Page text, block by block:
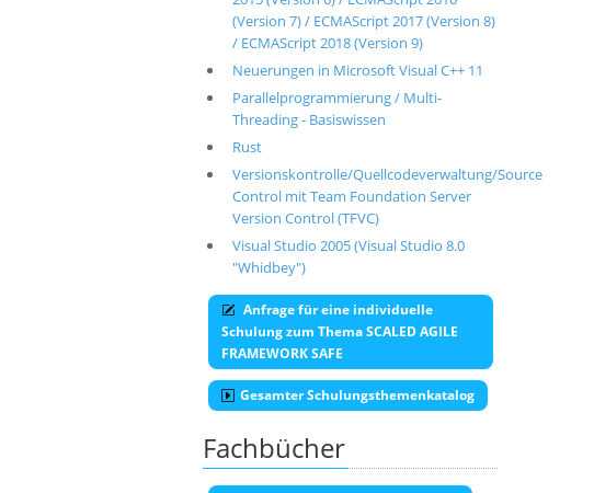
(Version 7) / ECMAScript 2017 (Version 8)
/ ECMAScript 2018 (Version 9)
Neuerungen in Microsoft Visual C++ 11
Parallelprogrammierung / Multi-
Threading - Basiswissen
Rust
Versionskontrolle/Quellcodeverwaltung/Source
Control mit Team Foundation Server
Version Control (TFVC)
Visual Studio 2005 (Visual Studio 8.0
"Whidbey")
Anfrage für eine individuelle
Schulung zum Thema SCALED AGILE
FRAMEWORK SAFE
Gesamter Schulungsthemenkatalog
Fachbücher